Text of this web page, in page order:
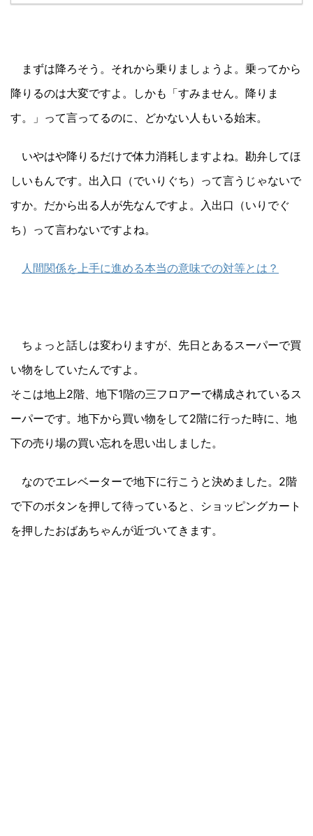
まずは降ろそう。それから乗りましょうよ。乗ってから
降りるのは大変ですよ。しかも「すみません。降りま
す。」って言ってるのに、どかない人もいる始末。
いやはや降りるだけで体力消耗しますよね。勘弁してほ
しいもんです。出入口（でいりぐち）って言うじゃないで
すか。だから出る人が先なんですよ。入出口（いりでぐ
ち）って言わないですよね。
人間関係を上手に進める本当の意味での対等とは？
ちょっと話しは変わりますが、先日とあるスーパーで買
い物をしていたんですよ。
そこは地上2階、地下1階の三フロアーで構成されているス
ーパーです。地下から買い物をして2階に行った時に、地
下の売り場の買い忘れを思い出しました。
なのでエレベーターで地下に行こうと決めました。2階
で下のボタンを押して待っていると、ショッピングカート
を押したおばあちゃんが近づいてきます。